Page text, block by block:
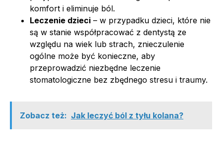
komfort i eliminuje ból.
Leczenie dzieci – w przypadku dzieci, które nie
są w stanie współpracować z dentystą ze
względu na wiek lub strach, znieczulenie
ogólne może być konieczne, aby
przeprowadzić niezbędne leczenie
stomatologiczne bez zbędnego stresu i traumy.
Zobacz też: Jak leczyć ból z tyłu kolana?